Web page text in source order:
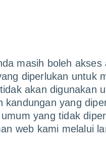
masih boleh akses
diperlukan untuk
akan digunakan
yang
yang tidak
web kami melalui
Peta
Kami juga
dunia,
sering